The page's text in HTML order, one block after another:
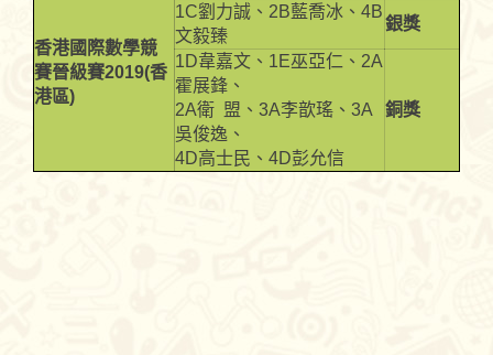
香港國際數學競
賽晉級賽2019(香
港區)
1C劉力誠、2B藍喬冰、4B
文毅臻
銀獎
1D韋嘉文、1E巫亞仁、2A
霍展鋒、
2A衛 盟、3A李歆瑤、3A
吳俊逸、
4D高士民、4D彭允信
銅獎